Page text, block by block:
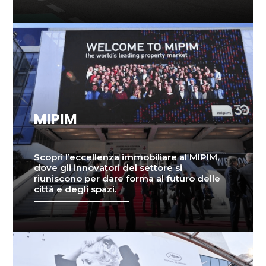
MIPIM
Scopri l’eccellenza immobiliare al MIPIM,
dove gli innovatori del settore si
riuniscono per dare forma al futuro delle
città e degli spazi.